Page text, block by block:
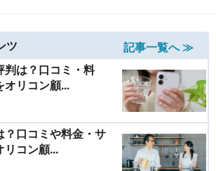
ツ
記事一覧へ ≫
判は？口コミ・料
オリコン顧...
？口コミや料金・サ
リコン顧...